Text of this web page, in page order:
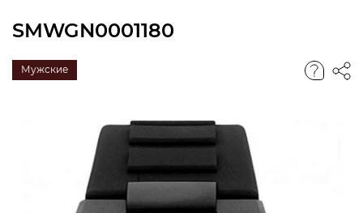
SMWGN0001180
Мужские